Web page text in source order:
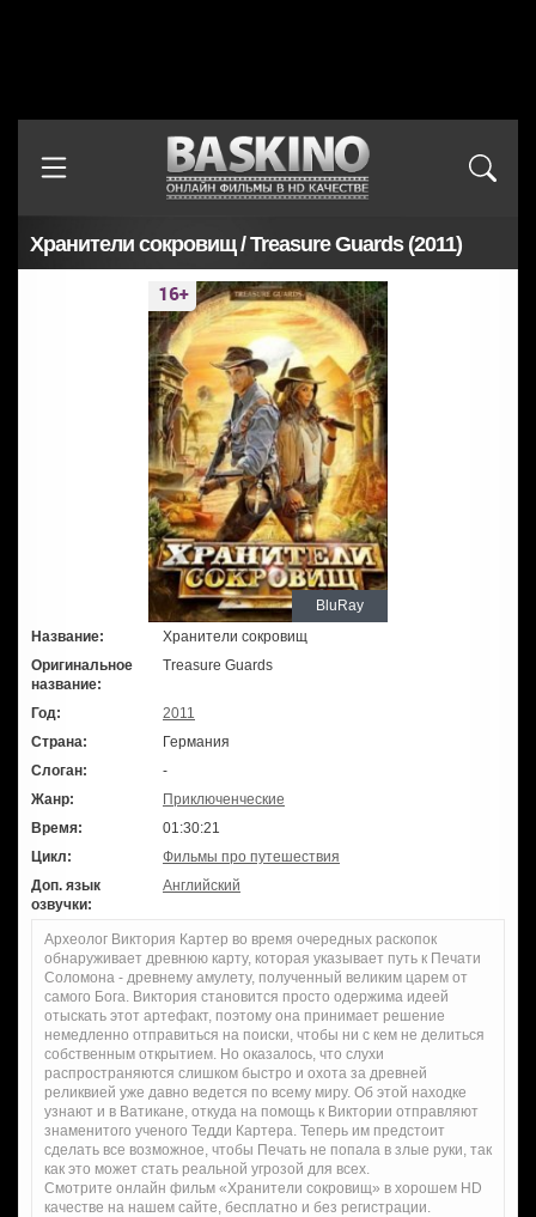
Хранители сокровищ / Treasure Guards (2011)
BluRay
Название:
Хранители сокровищ
Оригинальное
название:
Treasure Guards
Год:
2011
Страна:
Германия
Слоган:
-
Жанр:
Приключенческие
Время:
01:30:21
Цикл:
Фильмы про путешествия
Доп. язык
озвучки:
Английский
Археолог Виктория Картер во время очередных раскопок
обнаруживает древнюю карту, которая указывает путь к Печати
Соломона - древнему амулету, полученный великим царем от
самого Бога. Виктория становится просто одержима идеей
отыскать этот артефакт, поэтому она принимает решение
немедленно отправиться на поиски, чтобы ни с кем не делиться
собственным открытием. Но оказалось, что слухи
распространяются слишком быстро и охота за древней
реликвией уже давно ведется по всему миру. Об этой находке
узнают и в Ватикане, откуда на помощь к Виктории отправляют
знаменитого ученого Тедди Картера. Теперь им предстоит
сделать все возможное, чтобы Печать не попала в злые руки, так
как это может стать реальной угрозой для всех.
Смотрите онлайн фильм «Хранители сокровищ» в хорошем HD
качестве на нашем сайте, бесплатно и без регистрации.